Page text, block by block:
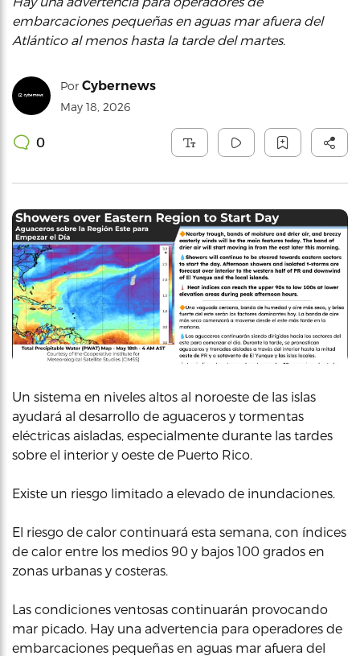
embarcaciones pequeñas en aguas mar afuera del
Atlántico al menos hasta la tarde del martes.
Por Cybernews
May 18, 2026
0
Un sistema en niveles altos al noroeste de las islas
ayudará al desarrollo de aguaceros y tormentas
eléctricas aisladas, especialmente durante las tardes
sobre el interior y oeste de Puerto Rico.
Existe un riesgo limitado a elevado de inundaciones.
El riesgo de calor continuará esta semana, con índices
de calor entre los medios 90 y bajos 100 grados en
zonas urbanas y costeras.
Las condiciones ventosas continuarán provocando
mar picado. Hay una advertencia para operadores de
embarcaciones pequeñas en aguas mar afuera del